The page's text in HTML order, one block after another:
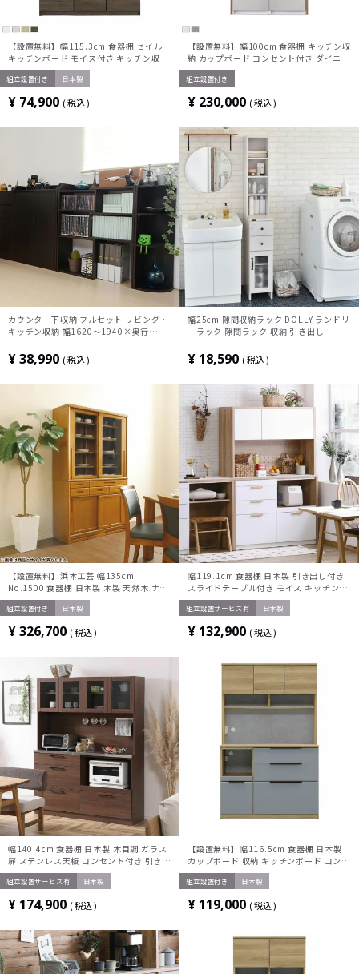
【設置無料】幅115.3cm 食器棚 セイル
キッチンボード モイス付き キッチン収納
日本製
組立設置付き 日本製
¥ 74,900 税込
【設置無料】幅100cm 食器棚 キッチン収
納 カップボード コンセント付き ダイニン
グボード おしゃれ キッチンボード ガラス
扉 シンプルモダン ダークグレー ライトグ
組立設置付き
¥ 230,000 税込
カウンター下収納 フルセット リビング・
キッチン収納 幅1620～1940×奥行
¥38,990 税込
幅25cm 隙間収納ラック DOLLY ランドリ
ーラック 隙間ラック 収納 引き出し
¥ 18,590 税込
【設置無料】浜本工芸 幅135cm
No.1500 食器棚 日本製 木製 天然木 ナラ
材 ガラス扉 スライドテーブル付き 引き出
し付き 収納 カップ ボード キッチンボー
ド おしゃれ ナチュラル
組立設置付き 日本製
¥326,700 税込
幅119.1cm 食器棚 日本製 引き出し付き
スライドテーブル付き モイス キッチンボ
ード カップボード レンジボード キッチン
収納 棚 おしゃれ 北欧 グレー ホワイト 白
組立設置サービス有 日本製
¥ 132,900 税込
幅140.4cm 食器棚 日本製 木目調 ガラス
扉 ステンレス天板 コンセント付き 引き出
し付き マグネット キッチンボード レンジ
ボード キッチン 収納 棚 おしゃれ 北欧
組立設置サービス有 日本製
¥ 174,900 税込
【設置無料】幅116.5cm 食器棚 日本製
カップボード 収納 キッチンボード コンセ
ント付き キッチンキャビネット おしゃれ
収納棚 ハイタイプ 引き出し ナチュラル
グレー
組立設置付き 日本製
¥ 119,000 税込